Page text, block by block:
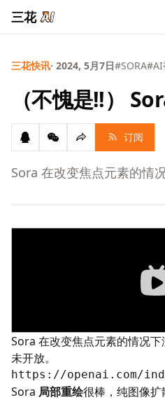
三花
三花快讯· 2024, 5月7日#SORA#AI
（不愧是!!）
订阅
Sora 在改变焦点元素的情
Sora 在改变焦点元素的情况
未开放。
https://openai.com/
Sora 局部重绘很棒，纯图像